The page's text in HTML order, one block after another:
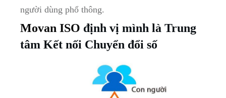
người dùng phổ thông.
Movan ISO định vị mình là Trung
tâm Kết nối Chuyển đổi số